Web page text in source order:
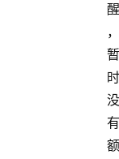
醒
，
暂
时
没
有
额